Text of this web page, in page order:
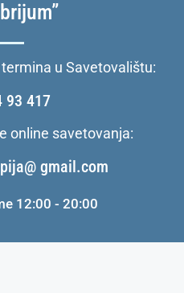
u Savetovalištu:
93 417
online savetovanja:
gmail.com
12:00 - 20:00